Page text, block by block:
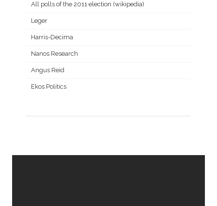
All polls of the 2011 election (wikipedia)
Leger
Harris-Decima
Nanos Research
Angus Reid
Ekos Politics